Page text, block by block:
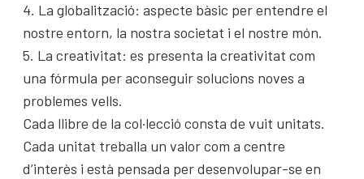
4. La globalització: aspecte bàsic per entendre el
nostre entorn, la nostra societat i el nostre món.
5. La creativitat: es presenta la creativitat com
una fórmula per aconseguir solucions noves a
problemes vells.
Cada llibre de la col·lecció consta de vuit unitats.
Cada unitat treballa un valor com a centre
d’interès i està pensada per desenvolupar-se en